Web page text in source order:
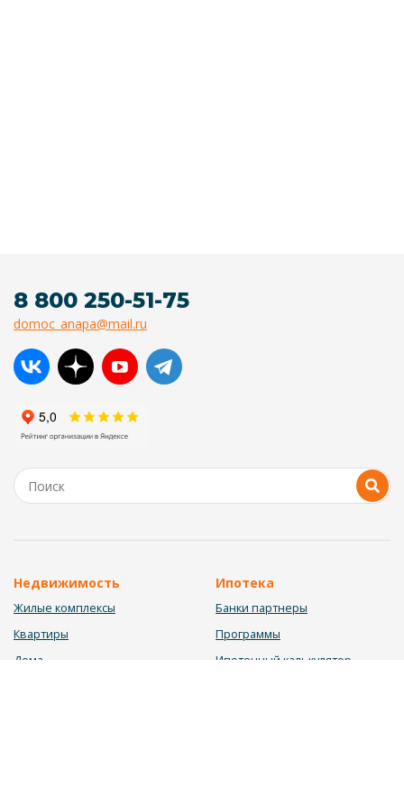
8 800 250-51-75
domoc_anapa@mail.ru
Недвижимость
Жилые комплексы
Квартиры
Дома
Ипотека
Банки партнеры
Программы
Ипотечный калькулятор